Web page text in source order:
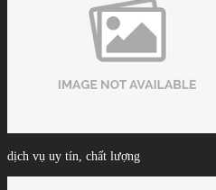
dịch vụ uy tín, chất lượng